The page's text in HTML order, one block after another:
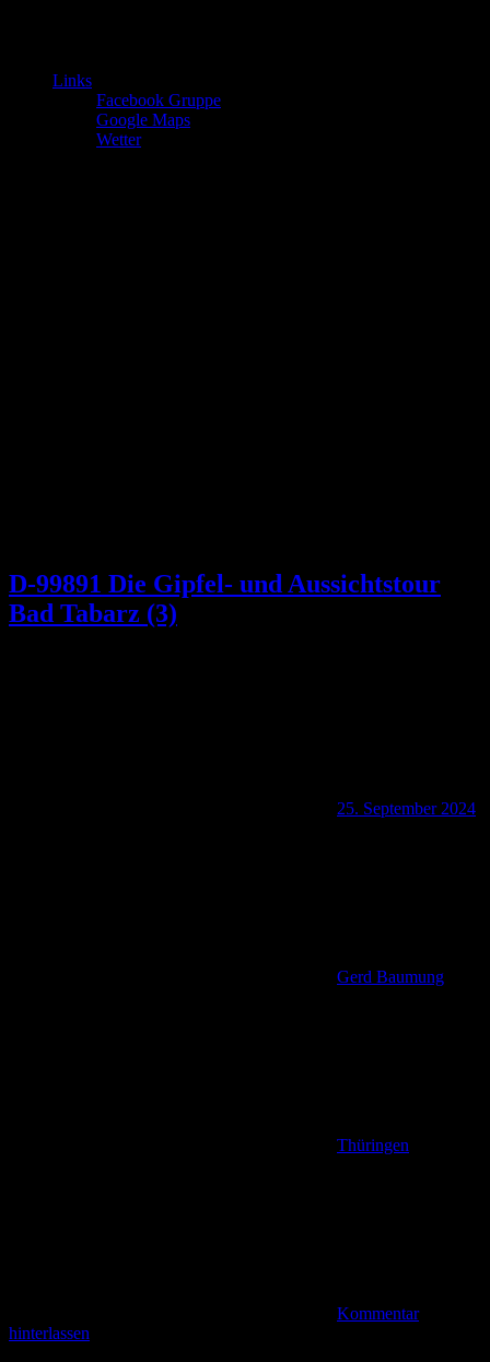
Links
Facebook Gruppe
Google Maps
Wetter
D-99891 Die Gipfel- und Aussichtstour
Bad Tabarz (3)
25. September 2024
Gerd Baumung
Thüringen
Kommentar
hinterlassen